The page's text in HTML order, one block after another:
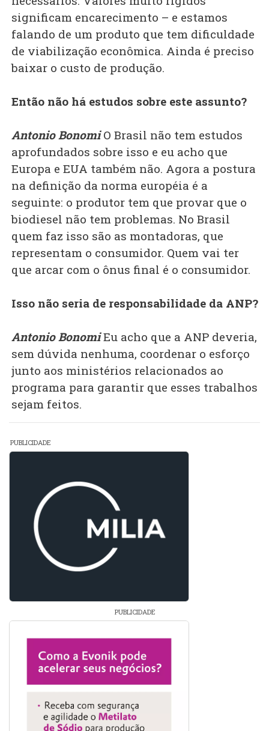
significam encarecimento – e estamos
falando de um produto que tem dificuldade
de viabilização econômica. Ainda é preciso
baixar o custo de produção.
Então não há estudos sobre este assunto?
Antonio BonomiO Brasil não tem estudos
aprofundados sobre isso e eu acho que
Europa e EUA também não. Agora a postura
na definição da norma européia é a
seguinte: o produtor tem que provar que o
biodiesel não tem problemas. No Brasil
quem faz isso são as montadoras, que
representam o consumidor. Quem vai ter
que arcar com o ônus final é o consumidor.
Isso não seria de responsabilidade da ANP?
Antonio BonomiEu acho que a ANP deveria,
sem dúvida nenhuma, coordenar o esforço
junto aos ministérios relacionados ao
programa para garantir que esses trabalhos
sejam feitos.
PUBLICIDADE
PUBLICIDADE